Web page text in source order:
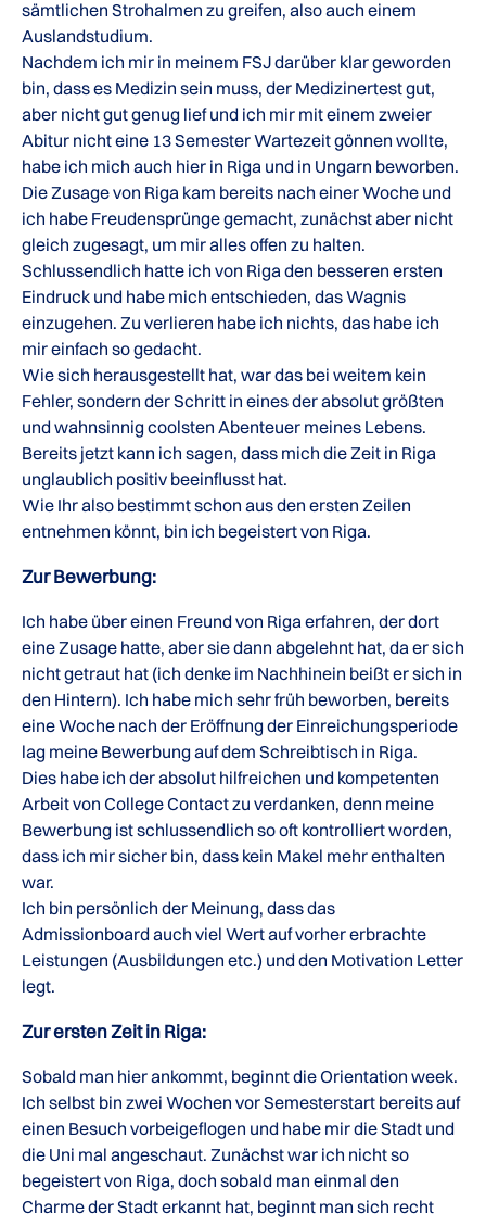
sämtlichen Strohalmen zu greifen, also auch einem
Auslandstudium.
Nachdem ich mir in meinem FSJ darüber klar geworden
bin, dass es Medizin sein muss, der Medizinertest gut,
aber nicht gut genug lief und ich mir mit einem zweier
Abitur nicht eine 13 Semester Wartezeit gönnen wollte,
habe ich mich auch hier in Riga und in Ungarn beworben.
Die Zusage von Riga kam bereits nach einer Woche und
ich habe Freudensprünge gemacht, zunächst aber nicht
gleich zugesagt, um mir alles offen zu halten.
Schlussendlich hatte ich von Riga den besseren ersten
Eindruck und habe mich entschieden, das Wagnis
einzugehen. Zu verlieren habe ich nichts, das habe ich
mir einfach so gedacht.
Wie sich herausgestellt hat, war das bei weitem kein
Fehler, sondern der Schritt in eines der absolut größten
und wahnsinnig coolsten Abenteuer meines Lebens.
Bereits jetzt kann ich sagen, dass mich die Zeit in Riga
unglaublich positiv beeinflusst hat.
Wie Ihr also bestimmt schon aus den ersten Zeilen
entnehmen könnt, bin ich begeistert von Riga.
Zur Bewerbung:
Ich habe über einen Freund von Riga erfahren, der dort
eine Zusage hatte, aber sie dann abgelehnt hat, da er sich
nicht getraut hat (ich denke im Nachhinein beißt er sich in
den Hintern). Ich habe mich sehr früh beworben, bereits
eine Woche nach der Eröffnung der Einreichungsperiode
lag meine Bewerbung auf dem Schreibtisch in Riga.
Dies habe ich der absolut hilfreichen und kompetenten
Arbeit von College Contact zu verdanken, denn meine
Bewerbung ist schlussendlich so oft kontrolliert worden,
dass ich mir sicher bin, dass kein Makel mehr enthalten
war.
Ich bin persönlich der Meinung, dass das
Admissionboard auch viel Wert auf vorher erbrachte
Leistungen (Ausbildungen etc.) und den Motivation Letter
legt.
Zur ersten Zeit in Riga:
Sobald man hier ankommt, beginnt die Orientation week.
Ich selbst bin zwei Wochen vor Semesterstart bereits auf
einen Besuch vorbeigeflogen und habe mir die Stadt und
die Uni mal angeschaut. Zunächst war ich nicht so
begeistert von Riga, doch sobald man einmal den
Charme der Stadt erkannt hat, beginnt man sich recht